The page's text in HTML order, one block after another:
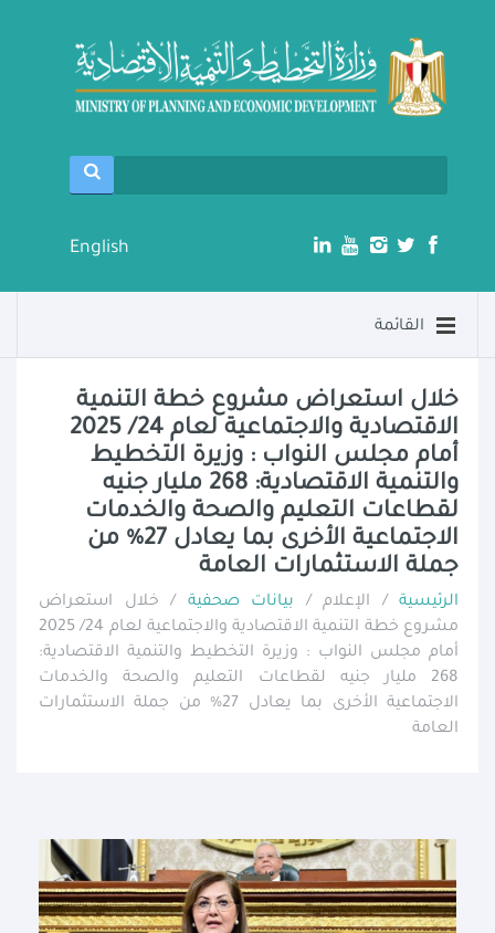
English
القائمة
خلال استعراض مشروع خطة التنمية
الاقتصادية والاجتماعية لعام 24/ 2025
أمام مجلس النواب : وزيرة التخطيط
والتنمية الاقتصادية: 268 مليار جنيه
لقطاعات التعليم والصحة والخدمات
الاجتماعية الأخرى بما يعادل 27% من
جملة الاستثمارات العامة
الرئيسية / الإعلام / بيانات صحفية / خلال استعراض
مشروع خطة التنمية الاقتصادية والاجتماعية لعام 24/ 2025
أمام مجلس النواب : وزيرة التخطيط والتنمية الاقتصادية:
268 مليار جنيه لقطاعات التعليم والصحة والخدمات
الاجتماعية الأخرى بما يعادل 27% من جملة الاستثمارات
العامة